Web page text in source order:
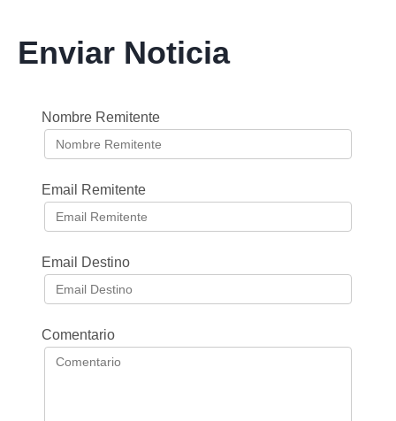
Enviar Noticia
Nombre Remitente
Email Remitente
Email Destino
Comentario